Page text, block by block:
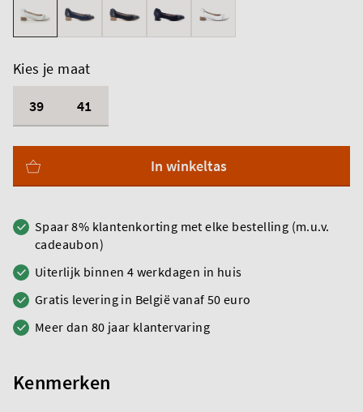
Kies je maat
39
41
In winkeltas
Spaar 8% klantenkorting met elke bestelling (m.u.v.
cadeaubon)
Uiterlijk binnen 4 werkdagen in huis
Gratis levering in België vanaf 50 euro
Meer dan 80 jaar klantervaring
Kenmerken